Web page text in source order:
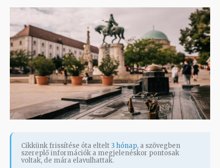
Cikkünk frissítése óta eltelt 3 hónap, a szövegben
szereplő információk a megjelenéskor pontosak
voltak, de mára elavulhattak.